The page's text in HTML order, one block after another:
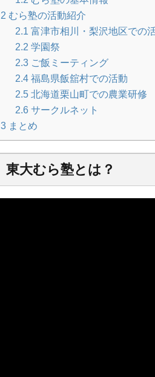
2 むら塾の活動紹介
2.1 富津市相川・梨沢地区での
2.2 学園祭
2.3 ご飯ミーティング
2.4 福島県飯舘村での活動
2.5 北海道栗山町での農業研修
2.6 サークルネット
3 まとめ
東大むら塾とは？